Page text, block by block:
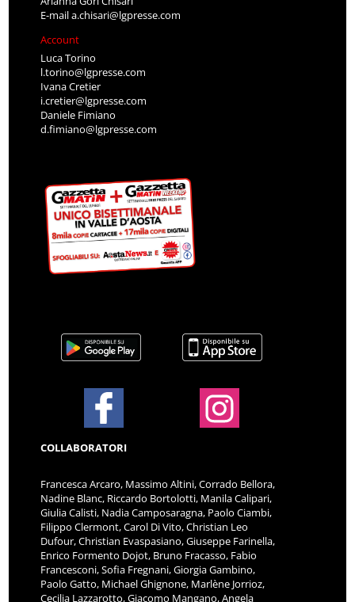
E-maila.chisari@lgpresse.com
Account
Luca Torino
l.torino@lgpresse.com
Ivana Cretier
i.cretier@lgpresse.com
Daniele Fimiano
d.fimiano@lgpresse.com
COLLABORATORI
Francesca Arcaro, Massimo Altini, Corrado Bellora,
Nadine Blanc, Riccardo Bortolotti, Manila Calipari,
Giulia Calisti, Nadia Camposaragna, Paolo Ciambi,
Filippo Clermont, Carol Di Vito, Christian Leo
Dufour, Christian Evaspasiano, Giuseppe Farinella,
Enrico Formento Dojot, Bruno Fracasso, Fabio
Francesconi, Sofia Fregnani, Giorgia Gambino,
Paolo Gatto, Michael Ghignone, Marlène Jorrioz,
Cecilia Lazzarotto, Giacomo Mangano, Angela